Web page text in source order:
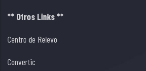
** Otros Links **
Centro de Relevo
Convertic